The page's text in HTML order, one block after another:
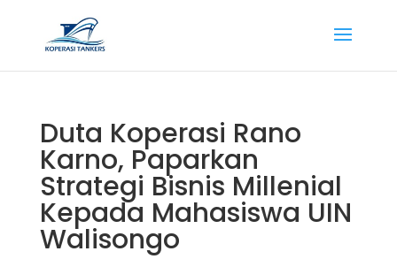
Duta Koperasi Rano
Karno, Paparkan
Strategi Bisnis Millenial
Kepada Mahasiswa UIN
Walisongo